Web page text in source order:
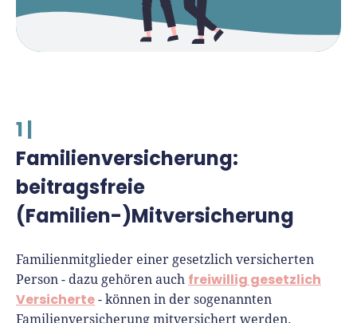
1 |
Familienversicherung:
beitragsfreie
(Familien-)Mitversicherung
Familienmitglieder einer gesetzlich versicherten
Person - dazu gehören auch freiwillig gesetzlich
Versicherte - können in der sogenannten
Familienversicherung mitversichert werden.